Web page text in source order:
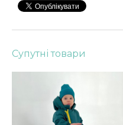
Супутні товари